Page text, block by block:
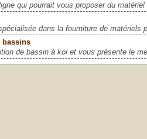
qui pourrait vous proposer du
dans la fourniture de matériels
bassins
de bassin à koi et vous présente le